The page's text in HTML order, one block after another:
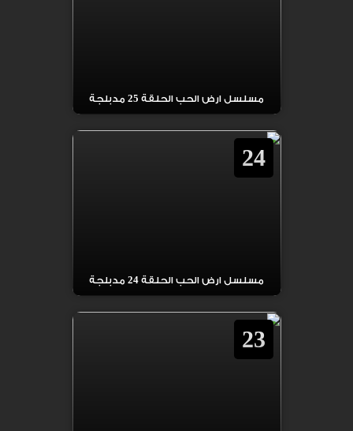
مسلسل ارض الحب الحلقة 25 مدبلجة
24
مسلسل ارض الحب الحلقة 24 مدبلجة
23